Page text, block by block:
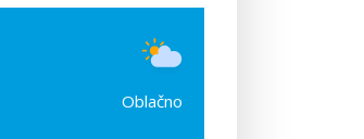
Oblačno